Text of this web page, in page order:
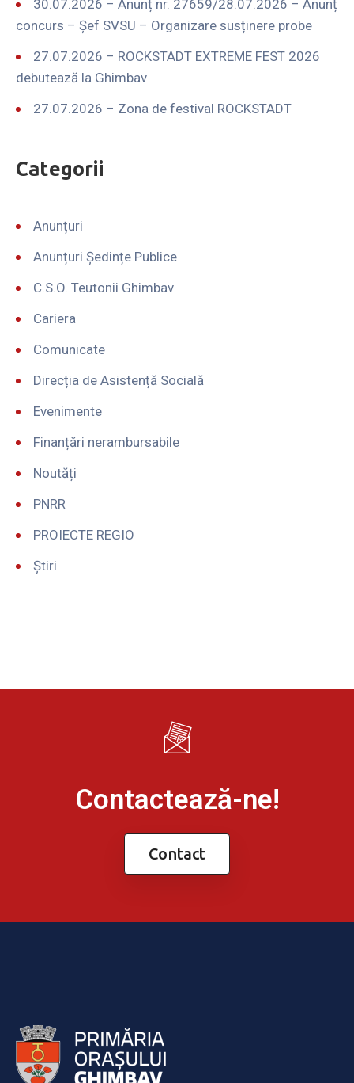
30.07.2026 – Anunț nr. 27659/28.07.2026 – Anunț
concurs – Șef SVSU – Organizare susținere probe
27.07.2026 – ROCKSTADT EXTREME FEST 2026
debutează la Ghimbav
27.07.2026 – Zona de festival ROCKSTADT
Categorii
Anunțuri
Anunțuri Ședințe Publice
C.S.O. Teutonii Ghimbav
Cariera
Comunicate
Direcția de Asistență Socială
Evenimente
Finanțări nerambursabile
Noutăți
PNRR
PROIECTE REGIO
Știri
Contactează-ne!
Contact